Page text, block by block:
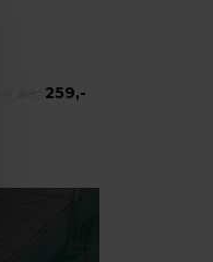
259,-